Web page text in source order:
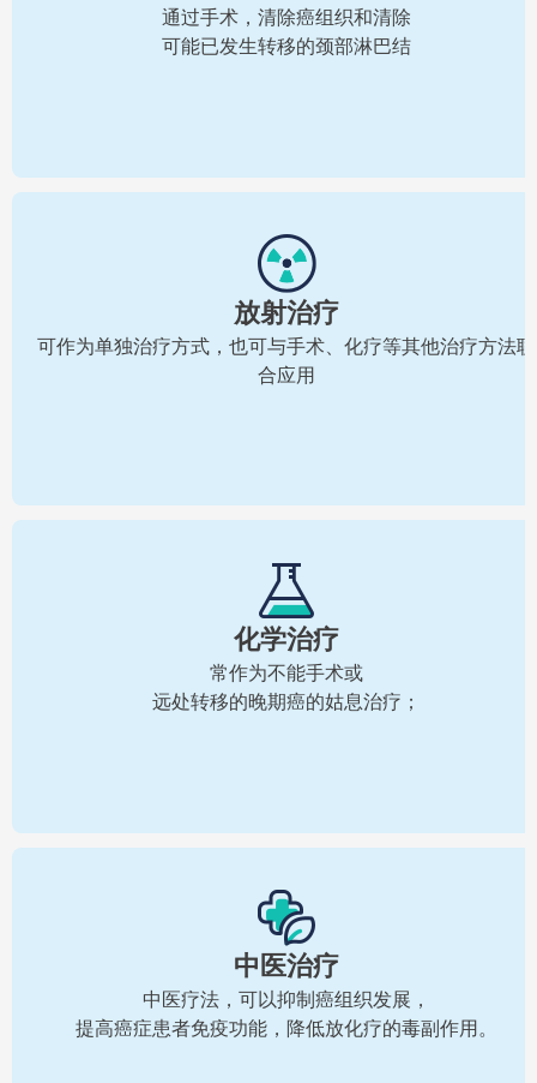
通过手术，清除癌组织和清除
可能已发生转移的颈部淋巴结
放射治疗
可作为单独治疗方式，也可与手术、化疗等其他治疗方法联
合应用
化学治疗
常作为不能手术或
远处转移的晚期癌的姑息治疗；
中医治疗
中医疗法，可以抑制癌组织发展，
提高癌症患者免疫功能，降低放化疗的毒副作用。